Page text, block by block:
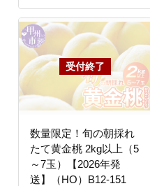
数量限定！旬の朝採れ
たて黄金桃 2kg以上（5
～7玉）【2026年発
送】（HO）B12-151